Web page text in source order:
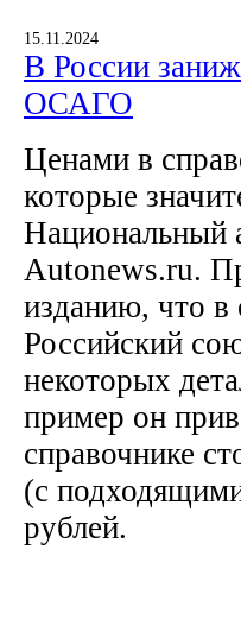
15.11.2024
В России
ОСАГО
Ценами в
которые
Autonews.ru.
изданию, что в
Российский
некоторых
пример он
справочнике
(с
рублей.